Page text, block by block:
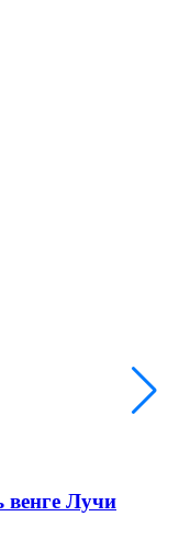
венге Лучи